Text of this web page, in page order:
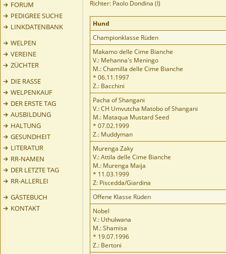
FORUM
PEDIGREE SUCHE
LINKDATENBANK
WELPEN
VEREINE
ZÜCHTER
DIE RASSE
WELPENKAUF
DER ERSTE TAG
AUSBILDUNG
HALTUNG
GESUNDHEIT
LITERATUR
RR-NAMEN
DER LETZTE TAG
RR-ALLERLEI
GÄSTEBUCH
KONTAKT
Richter: Paolo Dondina (I)
Hund
Championklasse Rüden
Makamo delle Cime Bianche
V.: Mehanna's Meningo
M.: Chamilla delle Cime Bianche
* 06.11.1997
Z.: Bacchini
Pacha of Shangani
V.: CH Umvutcha Matobo of Shangani
M.: Mataqua Mustard Seed
* 07.02.1999
Z.: Muddyman
Murenga Zaky
V.: Attila delle Cime Bianche
M.: Murenga Maija
* 11.03.1999
Z: Piscedda/Giardina
Offene Klasse Rüden
Nobel
V.: Uthulwana
M.: Shamisa
* 19.07.1996
Z.: Bertoni